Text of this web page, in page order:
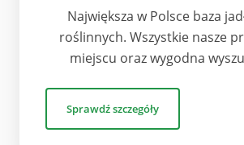
Największa w Polsce baza
roślinnych. Wszystkie nasze
miejscu oraz wygodna
Sprawdź szczegóły